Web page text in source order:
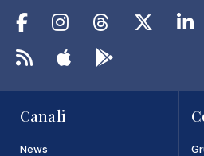
Canali
News